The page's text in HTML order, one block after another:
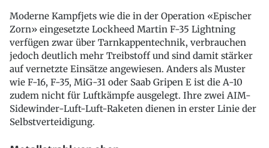
Moderne Kampfjets wie die in der Operation «Epischer
Zorn» eingesetzte Lockheed Martin F-35 Lightning
verfügen zwar über Tarnkappentechnik, verbrauchen
jedoch deutlich mehr Treibstoff und sind damit stärker
auf vernetzte Einsätze angewiesen. Anders als Muster
wie F-16, F-35, MiG-31 oder Saab Gripen E ist die A-10
zudem nicht für Luftkämpfe ausgelegt. Ihre zwei AIM-
Sidewinder-Luft-Luft-Raketen dienen in erster Linie der
Selbstverteidigung.